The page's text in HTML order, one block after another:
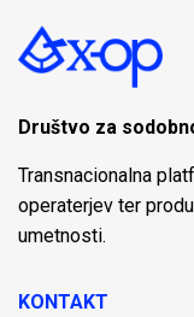
Društvo za
Transnacionalna
operaterjev ter
umetnosti.
KONTAKT